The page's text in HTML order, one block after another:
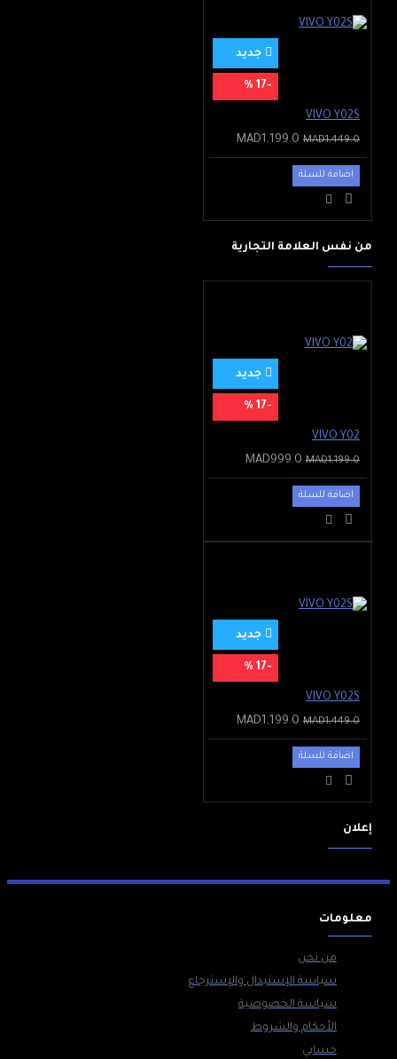
جديد
-17 %
VIVO Y02S
MAD1,199.0 MAD1,449.0
اضافة للسلة
من نفس العلامة التجارية
جديد
-17 %
VIVO Y02
MAD999.0 MAD1,199.0
اضافة للسلة
جديد
-17 %
VIVO Y02S
MAD1,199.0 MAD1,449.0
اضافة للسلة
إعلان
معلومات
من نحن
سياسة الإستبدال والإسترجاع
سياسة الخصوصية
الأحكام والشروط
حسابي